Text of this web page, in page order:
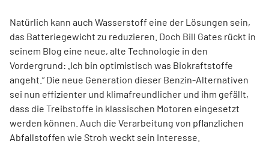
Natürlich kann auch Wasserstoff eine der Lösungen sein,
das Batteriegewicht zu reduzieren. Doch Bill Gates rückt in
seinem Blog eine neue, alte Technologie in den
Vordergrund: „Ich bin optimistisch was Biokraftstoffe
angeht.“ Die neue Generation dieser Benzin-Alternativen
sei nun effizienter und klimafreundlicher und ihm gefällt,
dass die Treibstoffe in klassischen Motoren eingesetzt
werden können. Auch die Verarbeitung von pflanzlichen
Abfallstoffen wie Stroh weckt sein Interesse.